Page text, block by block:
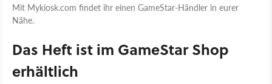
Mit Mykiosk.com findet ihr einen GameStar-Händler in eurer
Nähe.
Das Heft ist im GameStar Shop
erhältlich